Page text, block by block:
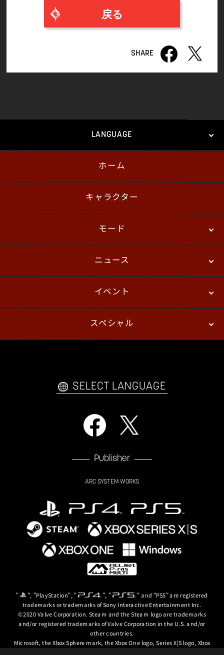
戻る
LANGUAGE
English
ホーム
キャラクター
モード
バトル
ニュース
パッチノート
イベント
プレイヤーズ
スペシャル
自己紹介カードメーカー アーケード
SELECT LANGUAGE
Publisher
ARC SYSTEM WORKS
" ", "PlayStation", " ", " " and “PS5” are registered
trademarks or trademarks of Sony Interactive Entertainment Inc.
©2020 Valve Corporation. Steam and the Steam logo are trademarks
and/or registered trademarks of Valve Corporation in the U.S. and/or
other countries.
Microsoft, the Xbox Sphere mark, the Xbox One logo, Series X|S logo, Xbox